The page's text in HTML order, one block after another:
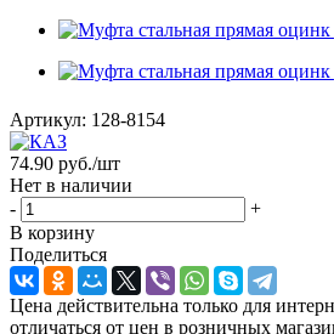
Артикул: 128-8154
74.90 руб./шт
Нет в наличии
-
+
В корзину
Поделиться
Цена действительна только для
отличаться от цен в розничных